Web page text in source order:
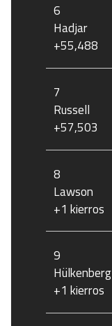
6
Hadjar
+55,488
7
Russell
+57,503
8
Lawson
+1 kierros
9
Hülkenberg
+1 kierros